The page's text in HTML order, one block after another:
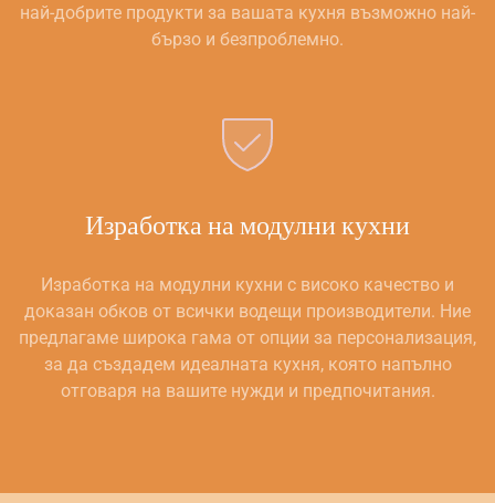
най-добрите продукти за вашата кухня възможно най-
бързо и безпроблемно.
Изработка на модулни кухни
Изработка на модулни кухни с високо качество и
доказан обков от всички водещи производители. Ние
предлагаме широка гама от опции за персонализация,
за да създадем идеалната кухня, която напълно
отговаря на вашите нужди и предпочитания.